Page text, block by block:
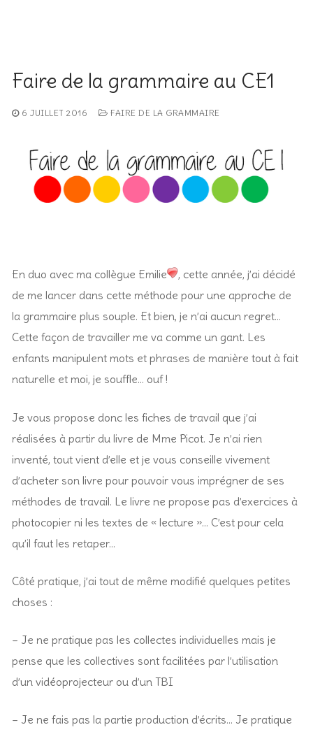
Faire de la grammaire au CE1
6 JUILLET 2016 FAIRE DE LA GRAMMAIRE
En duo avec ma collègue Emilie
, cette année, j’ai décidé
de me lancer dans cette méthode pour une approche de
la grammaire plus souple. Et bien, je n’ai aucun regret…
Cette façon de travailler me va comme un gant. Les
enfants manipulent mots et phrases de manière tout à fait
naturelle et moi, je souffle… ouf !
Je vous propose donc les fiches de travail que j’ai
réalisées à partir du livre de Mme Picot. Je n’ai rien
inventé, tout vient d’elle et je vous conseille vivement
d’acheter son livre pour pouvoir vous imprégner de ses
méthodes de travail. Le livre ne propose pas d’exercices à
photocopier ni les textes de « lecture »… C’est pour cela
qu’il faut les retaper…
Côté pratique, j’ai tout de même modifié quelques petites
choses :
– Je ne pratique pas les collectes individuelles mais je
pense que les collectives sont facilitées par l’utilisation
d’un vidéoprojecteur ou d’un TBI
– Je ne fais pas la partie production d’écrits… Je pratique